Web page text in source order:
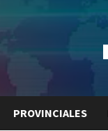
PROVINCIALES